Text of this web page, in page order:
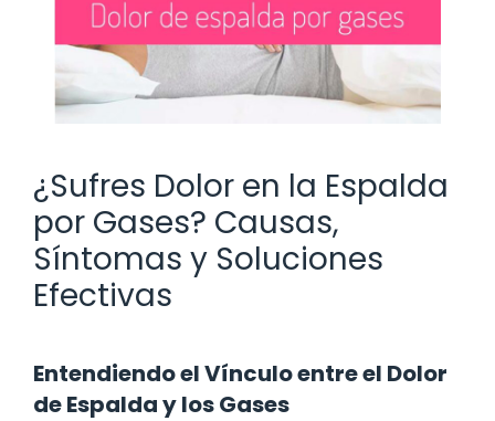
¿Sufres Dolor en la Espalda
por Gases? Causas,
Síntomas y Soluciones
Efectivas
Entendiendo el Vínculo entre el Dolor
de Espalda y los Gases